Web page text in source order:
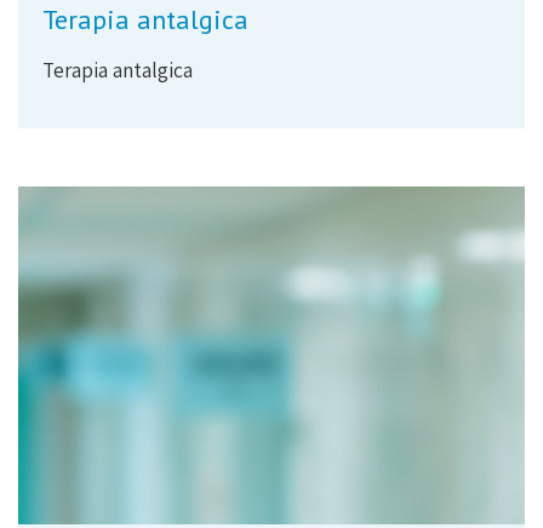
Terapia antalgica
Terapia antalgica